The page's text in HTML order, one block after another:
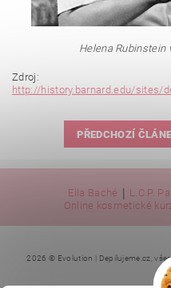
Helena Rubinstein
Zdroj:
http://history.barnard.edu/sites/
PŘEDCHOZÍ
Ella Baché L.C.P.
Online kosmetické
2026 © Evolution | Depilujeme.cz,